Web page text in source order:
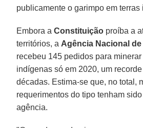
publicamente o garimpo em terras
Embora aConstituição proíba a
territórios, a Agência Nacional
recebeu 145 pedidos para minerar
indígenas só em 2020, um
décadas. Estima-se que, no total,
requerimentos do tipo tenham
agência.